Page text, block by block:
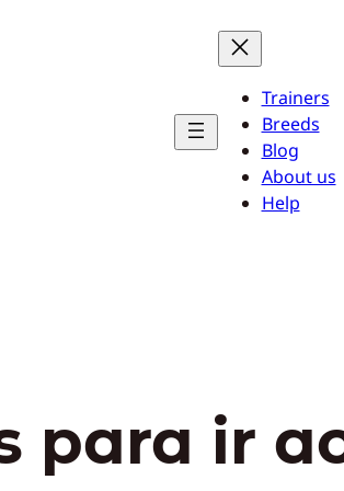
Trainers
Breeds
Blog
About us
Help
para ir